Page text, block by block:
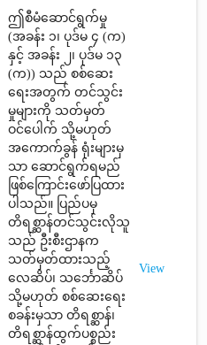
ဤစီမံဆောင်ရွက်မှု
(အခန်း ၁၊ ပုဒ်မ ၄ (က)
နှင့် အခန်း ၂၊ ပုဒ်မ ၁၃
(က)) သည် စစ်ဆေး
ရေးအတွက် တင်သွင်း
မှုများကို သတ်မှတ်
ဝင်ပေါက် သို့မဟုတ်
အကောက်ခွန် ရုံးများမှ
သာ ဆောင်ရွက်ရမည်
ဖြစ်ကြောင်းဖော်ပြထား
ပါသည်။ ပြည်ပမှ
တိရစ္ဆာန်တင်သွင်းလိုသူ
သည် ဦးစီးဌာနက
သတ်မှတ်ထားသည့်
လေဆိပ်၊ သင်္ဘောဆိပ်
သို့မဟုတ် စစ်ဆေးရေး
စခန်းမှသာ တိရစ္ဆာန်၊
တိရစ္ဆာန်ထွက်ပစ္စည်း
View